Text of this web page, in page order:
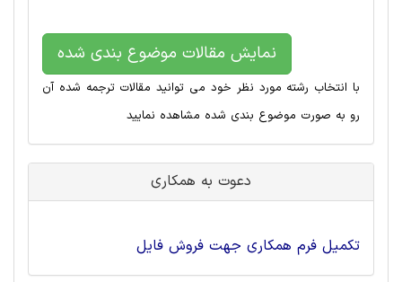
نمایش مقالات موضوع بندی شده
با انتخاب رشته مورد نظر خود می توانید مقالات ترجمه شده آن
رو به صورت موضوع بندی شده مشاهده نمایید
دعوت به همکاری
تکمیل فرم همکاری جهت فروش فایل